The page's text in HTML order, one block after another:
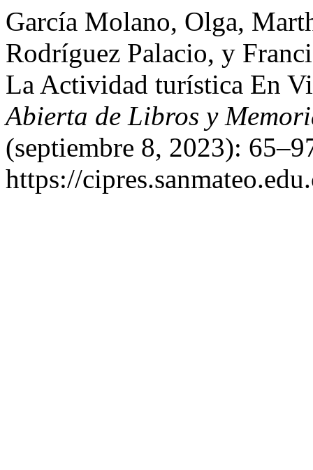
García Molano, Olga,
Rodríguez Palacio, y
La Actividad turística En
Abierta de Libros y
(septiembre 8, 2023):
https://